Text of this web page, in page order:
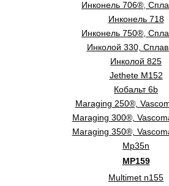
Инконель 706®,
Инконель 718
Инконель 750®,
Инколой 330,
Инколой 825
Jethete M152
Кобальт 6b
Maraging 250®,
Maraging 300®,
Maraging 350®,
Mp35n
MP159
Multimet n155